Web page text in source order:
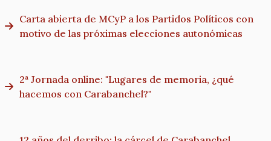
Carta abierta de MCyP a los Partidos Políticos con
motivo de las próximas elecciones autonómicas
2ª Jornada online: "Lugares de memoria, ¿qué
hacemos con Carabanchel?"